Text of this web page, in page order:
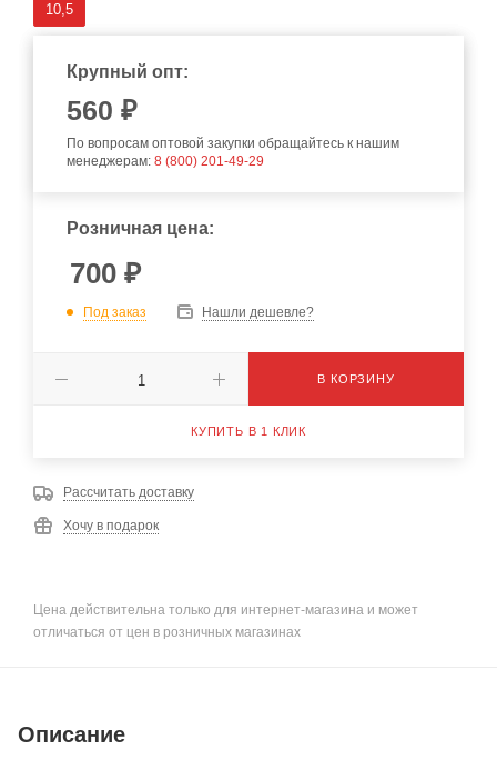
10,5
Крупный опт:
560 ₽
По вопросам оптовой закупки обращайтесь к нашим
менеджерам: 8 (800) 201-49-29
Розничная цена:
700 ₽
Под заказ Нашли дешевле?
В КОРЗИНУ
КУПИТЬ В 1 КЛИК
Рассчитать доставку
Хочу в подарок
Цена действительна только для интернет-магазина и может
отличаться от цен в розничных магазинах
Описание